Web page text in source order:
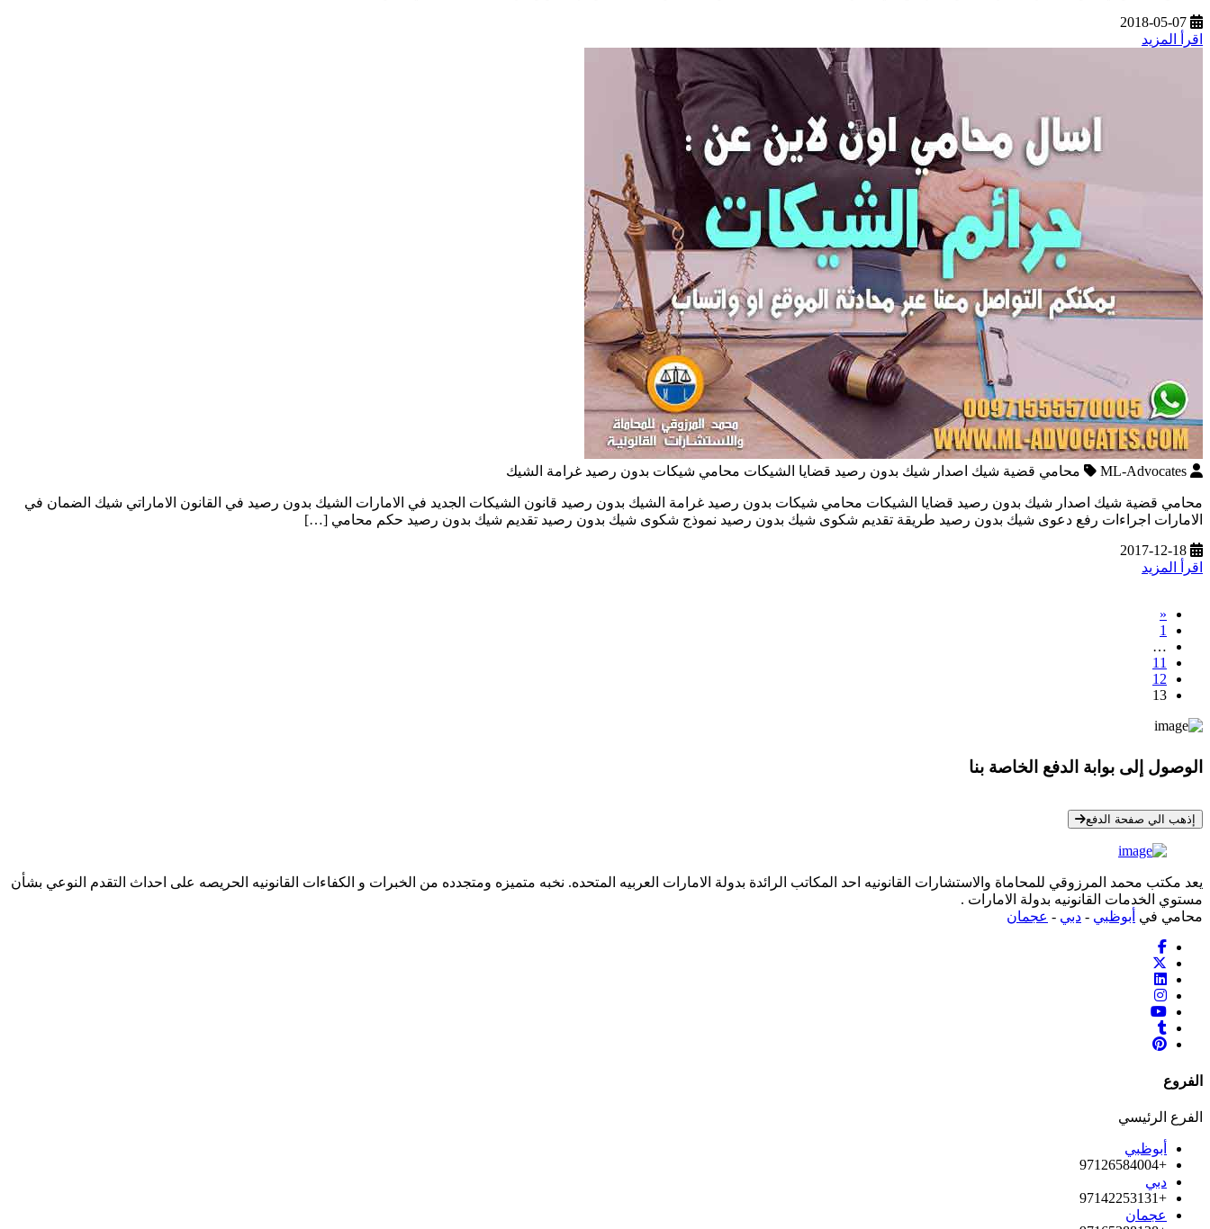
2018-05-07
اقرأ المزيد
ML-Advocates محامي قضية شيك اصدار شيك بدون رصيد قضايا الشيكات محامي شيكات بدون رصيد غرامة الشيك
محامي قضية شيك اصدار شيك بدون رصيد قضايا الشيكات محامي شيكات بدون رصيد غرامة الشيك بدون رصيد قانون الشيكات الجديد في الامارات الشيك بدون رصيد في القانون الاماراتي شيك الضمان في
الامارات اجراءات رفع دعوى شيك بدون رصيد طريقة تقديم شكوى شيك بدون رصيد نموذج شكوى شيك بدون رصيد تقديم شيك بدون رصيد حكم محامي […]
2017-12-18
اقرأ المزيد
«
1
…
11
12
13
الوصول إلى بوابة الدفع الخاصة بنا
إذهب الي صفحة الدفع
يعد مكتب محمد المرزوقي للمحاماة والاستشارات القانونيه احد المكاتب الرائدة بدولة الامارات العربيه المتحده. نخبه متميزه ومتجدده من الخبرات و الكفاءات القانونيه الحريصه على احداث التقدم النوعي بشأن
مستوي الخدمات القانونيه بدولة الامارات .
محامي في أبوظبي - دبي - عجمان
الفروع
الفرع الرئيسي
أبوظبي
+97126584004
دبي
+97142253131
عجمان